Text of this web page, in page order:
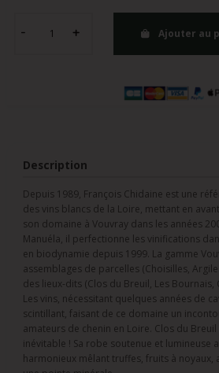
Ajouter au
Description
Depuis 1989, François Chidaine est une
des vins blancs de la Loire, mettant en
son domaine à Vouvray dans les années
Manuéla, il perfectionne les vinifications
en biodynamie depuis 1999. La gamme
assemblages de parcelles (Choisilles,
des lieux-dits (Clos du Breuil, Les Bournais,
Les vins, nécessitant quelques années de
scintillant, faisant de ce domaine un
amateurs de chenin en Loire. Clos du
inévitable ! Sa robe soutenue et lumineuse
harmonieux mêlant truffes, fruits à noyaux,